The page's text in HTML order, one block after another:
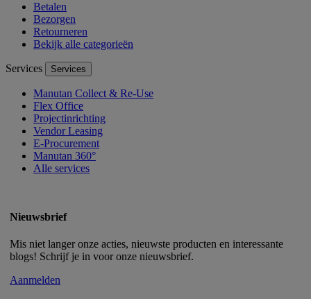
Betalen
Bezorgen
Retourneren
Bekijk alle categorieën
Services Services
Manutan Collect & Re-Use
Flex Office
Projectinrichting
Vendor Leasing
E-Procurement
Manutan 360°
Alle services
Nieuwsbrief
Mis niet langer onze acties, nieuwste producten en interessante
blogs! Schrijf je in voor onze nieuwsbrief.
Aanmelden